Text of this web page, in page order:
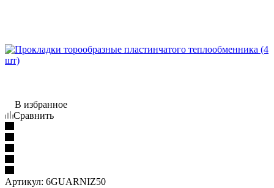
В избранное
Сравнить
Артикул: 6GUARNIZ50